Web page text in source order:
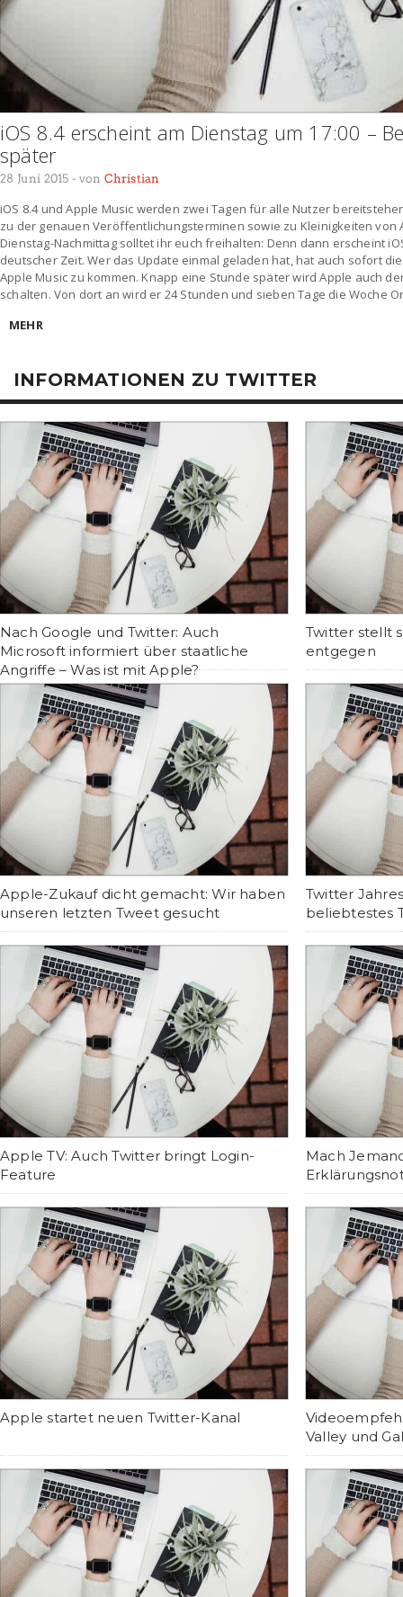
iOS 8.4 erscheint am Dienstag um 17:00 –
später
28 Juni 2015 - von Christian
iOS 8.4 und Apple Music werden zwei Tagen für alle Nutzer
zu der genauen Veröffentlichungsterminen sowie zu Kleinigkeiten von
Dienstag-Nachmittag solltet ihr euch freihalten: Denn dann erscheint
deutscher Zeit. Wer das Update einmal geladen hat, hat auch sofort
Apple Music zu kommen. Knapp eine Stunde später wird Apple auch
schalten. Von dort an wird er 24 Stunden und sieben Tage die Woche
MEHR
INFORMATIONEN ZU TWITTER
Nach Google und Twitter: Auch
Microsoft informiert über staatliche
Angriffe – Was ist mit Apple?
Twitter stellt
entgegen
Apple-Zukauf dicht gemacht: Wir haben
unseren letzten Tweet gesucht
Twitter
beliebtestes
Apple TV: Auch Twitter bringt Login-
Feature
Mach
Apple startet neuen Twitter-Kanal
Valley und